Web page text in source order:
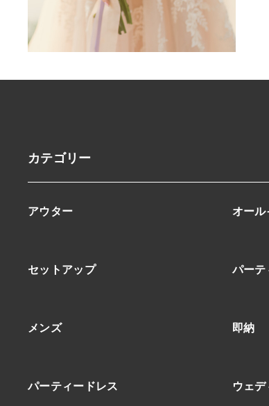
カテゴリー
アウター オール
セットアップ パーテ
メンズ 即納
パーティードレス ウェ